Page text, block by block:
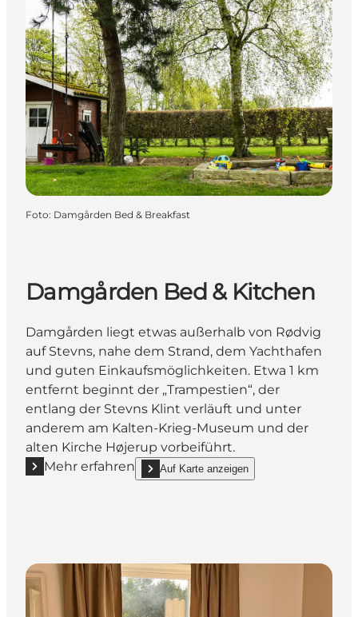
Foto: Damgården Bed & Breakfast
Damgården Bed & Kitchen
Damgården liegt etwas außerhalb von Rødvig
auf Stevns, nahe dem Strand, dem Yachthafen
und guten Einkaufsmöglichkeiten. Etwa 1 km
entfernt beginnt der „Trampestien“, der
entlang der Stevns Klint verläuft und unter
anderem am Kalten-Krieg-Museum und der
alten Kirche Højerup vorbeiführt.
Mehr erfahren
Mehr erfahren "Damgården Bed & Kitchen"
Auf Karte anzeigen
show Damgården Bed & Kitchen on_map